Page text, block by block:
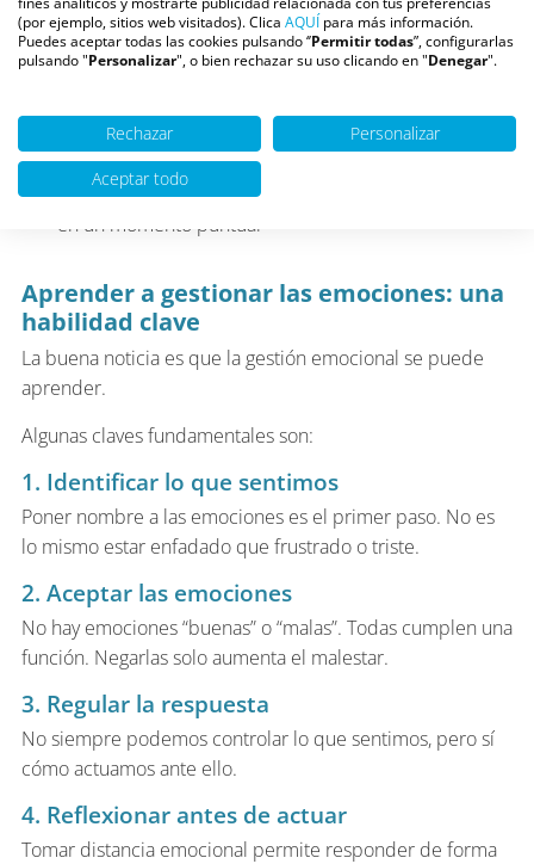
Por eso, desarrollar una buena gestión emocional implica
Pensar con criterio propio
Analizar antes de reaccionar
Y no dejarnos llevar únicamente por lo que sentimos
en un momento puntual
Aprender a gestionar las emociones: una
habilidad clave
La buena noticia es que la gestión emocional se puede
aprender.
Algunas claves fundamentales son:
1. Identificar lo que sentimos
Poner nombre a las emociones es el primer paso. No es
lo mismo estar enfadado que frustrado o triste.
2. Aceptar las emociones
No hay emociones “buenas” o “malas”. Todas cumplen una
función. Negarlas solo aumenta el malestar.
3. Regular la respuesta
No siempre podemos controlar lo que sentimos, pero sí
cómo actuamos ante ello.
4. Reflexionar antes de actuar
Tomar distancia emocional permite responder de forma
(por ejemplo, sitios web visitados). Clica AQUÍ para más información.
Puedes aceptar todas las cookies pulsando ‘’Permitir todas”, configurarlas
pulsando "Personalizar", o bien rechazar su uso clicando en "Denegar".
Rechazar
Personalizar
Aceptar todo